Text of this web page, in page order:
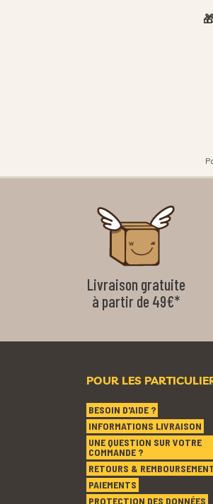
Livraison gratuite
à partir de 49€*
POUR LES
BESOIN D'AIDE ?
INFORMATIONS LIVRAISON
UNE QUESTION SUR VOTRE
COMMANDE ?
RETOURS &
PAIEMENTS
PROTECTION DES DONNÉES